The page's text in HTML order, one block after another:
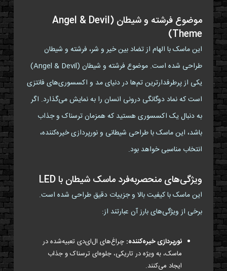
موضوع فرشته و شیطان (Angel & Devil
Theme)
این ماسک با الهام از تضاد بین خیر و شر، فرشته و شیطان
طراحی شده است. موضوع فرشته و شیطان (Angel & Devil)
یکی از پرطرفدارترین تم‌ها در دنیای مد و اکسسوری‌های فانتزی
است که نماد دوگانگی درونی انسان را به نمایش می‌گذارد. اگر
به دنبال یک اکسسوری هستید که همزمان ترسناک و جذاب
باشد، این ماسک با طراحی شیطانی و نورپردازی خیره‌کننده،
انتخاب مناسبی خواهد بود.
ویژگی‌های منحصربه‌فرد ماسک شیطان با LED
این ماسک با کیفیت بالا و جزییات دقیق طراحی شده است.
برخی از ویژگی‌های بارز آن عبارتند از:
نورپردازی خیره‌کننده: چراغ‌های ال‌ای‌دی تعبیه‌شده در
ماسک، به ویژه در تاریکی، جلوه‌ای ترسناک و جذاب
ایجاد می‌کنند.